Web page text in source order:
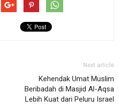
Next article
Kehendak Umat Muslim
Beribadah di Masjid Al-Aqsa
Lebih Kuat dari Peluru Israel